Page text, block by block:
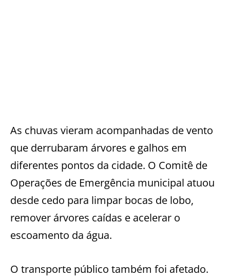
As chuvas vieram acompanhadas de vento
que derrubaram árvores e galhos em
diferentes pontos da cidade. O Comitê de
Operações de Emergência municipal atuou
desde cedo para limpar bocas de lobo,
remover árvores caídas e acelerar o
escoamento da água.
O transporte público também foi afetado.